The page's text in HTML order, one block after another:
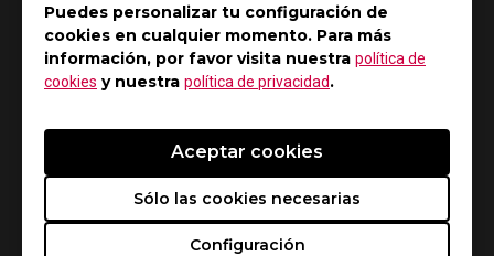
Puedes personalizar tu configuración de
cookies en cualquier momento. Para más
información, por favor visita nuestra política de
cookies y nuestra política de privacidad.
Configuración
Sólo las cookies necesarias
Aceptar cookies